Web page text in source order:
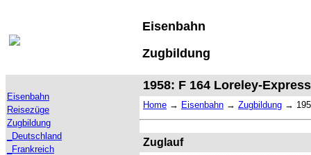
Eisenbahn
Zugbildung
Eisenbahn
Reisezüge
Zugbildung
_Deutschland
_Frankreich
1958: F 164 Loreley-Express
Home → Eisenbahn → Zugbildung →
Zuglauf